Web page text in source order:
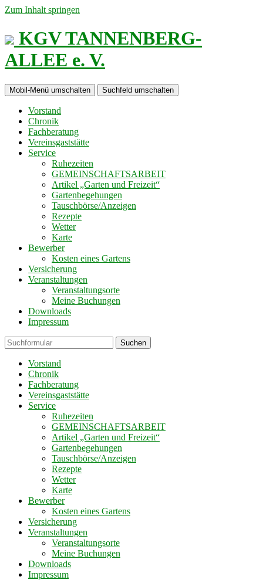
Zum Inhalt springen
KGV TANNENBERG-
ALLEE e. V.
Mobil-Menü umschalten Suchfeld umschalten
Vorstand
Chronik
Fachberatung
Vereinsgaststätte
Service
Ruhezeiten
GEMEINSCHAFTSARBEIT
Artikel „Garten und Freizeit“
Gartenbegehungen
Tauschbörse/Anzeigen
Rezepte
Wetter
Karte
Bewerber
Kosten eines Gartens
Versicherung
Veranstaltungen
Veranstaltungsorte
Meine Buchungen
Downloads
Impressum
Suchen
Vorstand
Chronik
Fachberatung
Vereinsgaststätte
Service
Ruhezeiten
GEMEINSCHAFTSARBEIT
Artikel „Garten und Freizeit“
Gartenbegehungen
Tauschbörse/Anzeigen
Rezepte
Wetter
Karte
Bewerber
Kosten eines Gartens
Versicherung
Veranstaltungen
Veranstaltungsorte
Meine Buchungen
Downloads
Impressum